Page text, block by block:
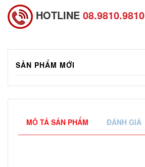
HOTLINE 08.9810.9810
SẢN PHẨM MỚI
MÔ TẢ SẢN PHẨM ĐÁNH GIÁ